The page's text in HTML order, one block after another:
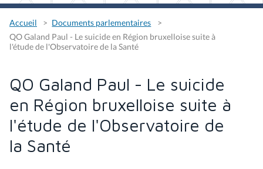
Accueil
Documents parlementaires
QO Galand Paul - Le suicide en Région bruxelloise suite à
l'étude de l'Observatoire de la Santé
QO Galand Paul - Le suicide
en Région bruxelloise suite à
l'étude de l'Observatoire de
la Santé